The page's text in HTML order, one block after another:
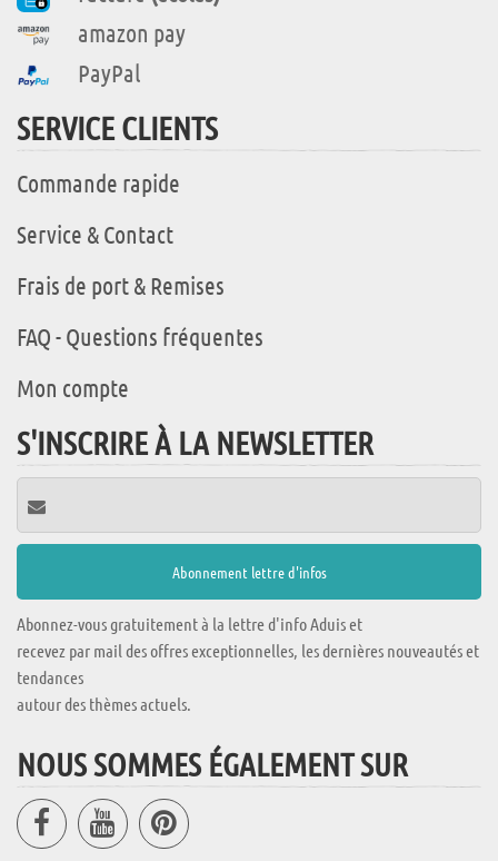
amazon pay
PayPal
SERVICE CLIENTS
Commande rapide
Service & Contact
Frais de port & Remises
FAQ - Questions fréquentes
Mon compte
S'INSCRIRE À LA NEWSLETTER
Abonnez-vous gratuitement à la lettre d'info Aduis et
recevez par mail des offres exceptionnelles, les dernières nouveautés et
tendances
autour des thèmes actuels.
NOUS SOMMES ÉGALEMENT SUR